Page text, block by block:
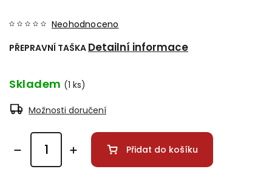
Neohodnoceno
PŘEPRAVNÍ TAŠKA Detailní informace
Skladem (1 ks)
Možnosti doručení
Přidat do košíku